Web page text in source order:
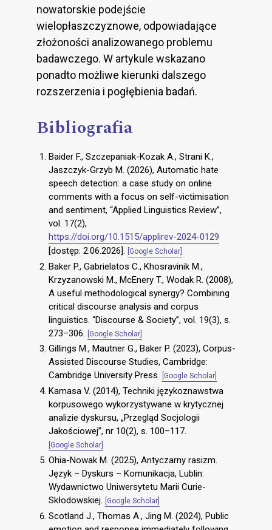
nowatorskie podejście
wielopłaszczyznowe, odpowiadające
złożoności analizowanego problemu
badawczego. W artykule wskazano
ponadto możliwe kierunki dalszego
rozszerzenia i pogłębienia badań.
Bibliografia
Baider F., Szczepaniak-Kozak A., Strani K.,
Jaszczyk-Grzyb M. (2026), Automatic hate
speech detection: a case study on online
comments with a focus on self-victimisation
and sentiment, “Applied Linguistics Review”,
vol. 17(2),
https://doi.org/10.1515/applirev-2024-0129
[dostęp: 2.06.2026].
[Google Scholar]
Baker P., Gabrielatos C., Khosravinik M.,
Krzyzanowski M., McEnery T., Wodak R. (2008),
A useful methodological synergy? Combining
critical discourse analysis and corpus
linguistics. “Discourse & Society”, vol. 19(3), s.
273–306.
[Google Scholar]
Gillings M., Mautner G., Baker P. (2023), Corpus-
Assisted Discourse Studies, Cambridge:
Cambridge University Press.
[Google Scholar]
Kamasa V. (2014), Techniki językoznawstwa
korpusowego wykorzystywane w krytycznej
analizie dyskursu, „Przegląd Socjologii
Jakościowej”, nr 10(2), s. 100–117.
[Google Scholar]
Ohia-Nowak M. (2025), Antyczarny rasizm.
Język – Dyskurs – Komunikacja, Lublin:
Wydawnictwo Uniwersytetu Marii Curie-
Skłodowskiej.
[Google Scholar]
Scotland J., Thomas A., Jing M. (2024), Public